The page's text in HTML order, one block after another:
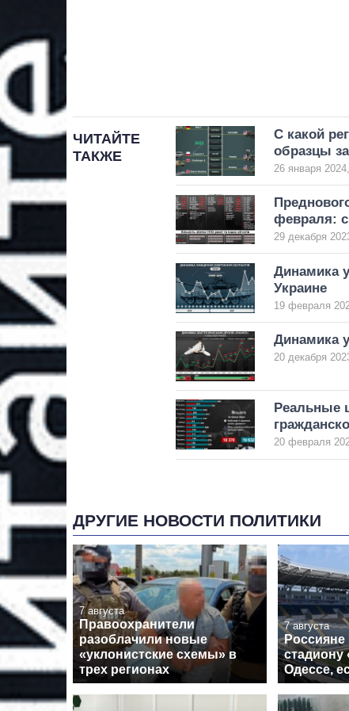
ЧИТАЙТЕ
ТАКЖЕ
С какой
образцы
26 января
февраля:
29 декабря
Динамика
Украине
19 февраля
Динамика
20 декабря
Реальные
20 февраля
ДРУГИЕ НОВОСТИ ПОЛИТИКИ
7 августа
Правоохранители
разоблачили новые
«уклонистские схемы» в
трех регионах
7 августа
Россияне
стадиону
Одессе,